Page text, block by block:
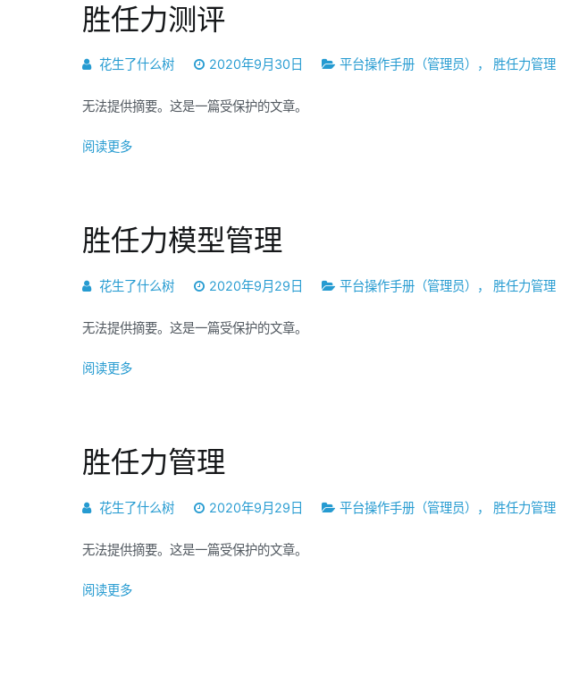
胜任力测评
花生了什么树 2020年9月30日 平台操作手册（管理员） ， 胜任力管理
无法提供摘要。这是一篇受保护的文章。
阅读更多
胜任力模型管理
花生了什么树 2020年9月29日 平台操作手册（管理员） ， 胜任力管理
无法提供摘要。这是一篇受保护的文章。
阅读更多
胜任力管理
花生了什么树 2020年9月29日 平台操作手册（管理员） ， 胜任力管理
无法提供摘要。这是一篇受保护的文章。
阅读更多